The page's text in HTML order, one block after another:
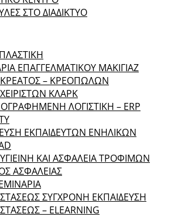
ΣΤΟ ΔΙΑΔΙΚΤΥΟ
ΕΠΑΓΓΕΛΜΑΤΙΚΟΥ ΜΑΚΙΓΙΑΖ
– ΚΡΕΟΠΩΛΩΝ
ΚΛΑΡΚ
ΛΟΓΙΣΤΙΚΗ – ERP
ΕΚΠΑΙΔΕΥΤΩΝ ΕΝΗΛΙΚΩΝ
ΚΑΙ ΑΣΦΑΛΕΙΑ ΤΡΟΦΙΜΩΝ
ΑΣΦΑΛΕΙΑΣ
ΣΥΓΧΡΟΝΗ ΕΚΠΑΙΔΕΥΣΗ
– ELEARNING